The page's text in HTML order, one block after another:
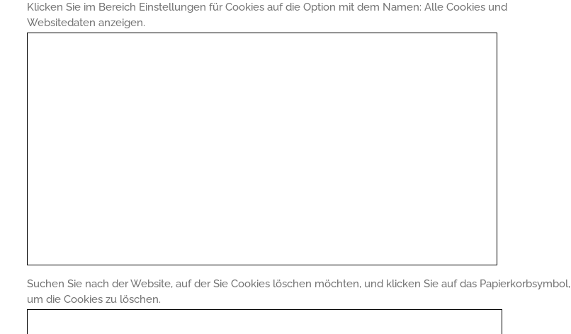
Klicken Sie im Bereich Einstellungen für Cookies auf die Option mit dem Namen: Alle Cookies und
Websitedaten anzeigen.
Suchen Sie nach der Website, auf der Sie Cookies löschen möchten, und klicken Sie auf das Papierkorbsymbol,
um die Cookies zu löschen.